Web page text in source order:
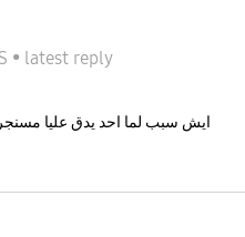
جالاكسى S • latest reply
ايش سبب لما احد يدق عليا